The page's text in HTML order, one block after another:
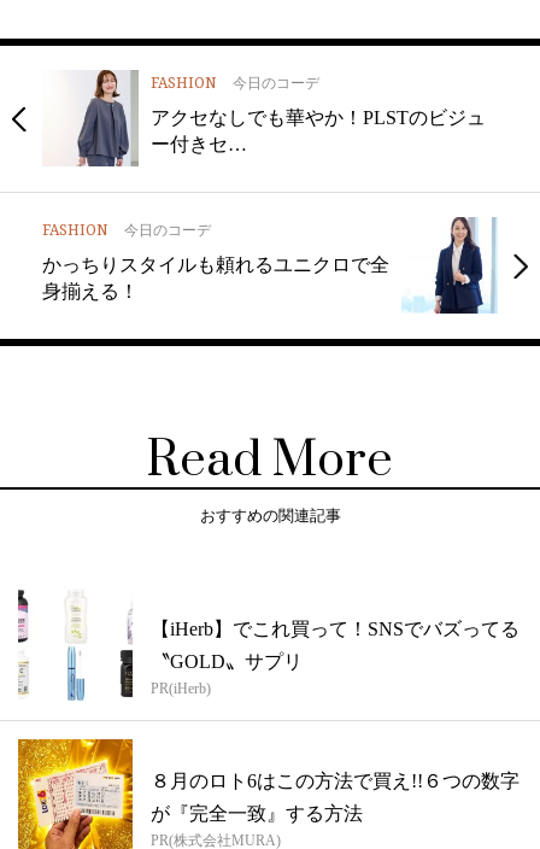
FASHION 今日のコーデ
アクセなしでも華やか！PLSTのビジュ
ー付きセ…
FASHION 今日のコーデ
かっちりスタイルも頼れるユニクロで全
身揃える！
Read More
おすすめの関連記事
【iHerb】でこれ買って！SNSでバズってる
〝GOLD〟サプリ
PR(iHerb)
８月のロト6はこの方法で買え!!６つの数字
が『完全一致』する方法
PR(株式会社MURA)